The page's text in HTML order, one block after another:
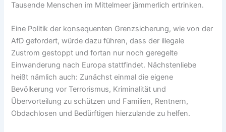
Tausende Menschen im Mittelmeer jämmerlich ertrinken.
Eine Politik der konsequenten Grenzsicherung, wie von der
AfD gefordert, würde dazu führen, dass der illegale
Zustrom gestoppt und fortan nur noch geregelte
Einwanderung nach Europa stattfindet. Nächstenliebe
heißt nämlich auch: Zunächst einmal die eigene
Bevölkerung vor Terrorismus, Kriminalität und
Übervorteilung zu schützen und Familien, Rentnern,
Obdachlosen und Bedürftigen hierzulande zu helfen.